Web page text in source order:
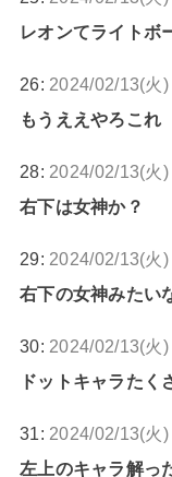
レオンてライトボ
26: 2024/02/13(火
もうええやろこれ
28: 2024/02/13(火
右下は女神か？
29: 2024/02/13(火
右下の女神みたい
30: 2024/02/13(火
ドットキャラた
31: 2024/02/13(火
左上のキャラ解っ